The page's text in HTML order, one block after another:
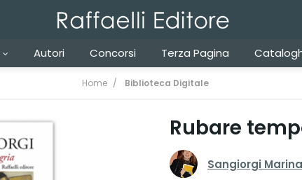
Autori Concorsi Terza Pagina
Home Biblioteca Digitale
Rubare
Sangiorgi Marina